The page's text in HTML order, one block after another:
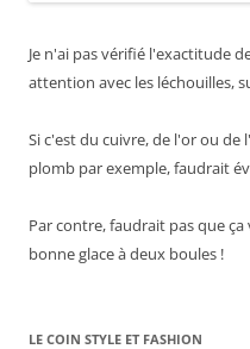
Je n'ai pas vérifié l'exactitude
attention avec les léchouilles,
Si c'est du cuivre, de l'or ou de
plomb par exemple, faudrait
Par contre, faudrait pas que
bonne glace à deux boules !
LE COIN STYLE ET FASHION